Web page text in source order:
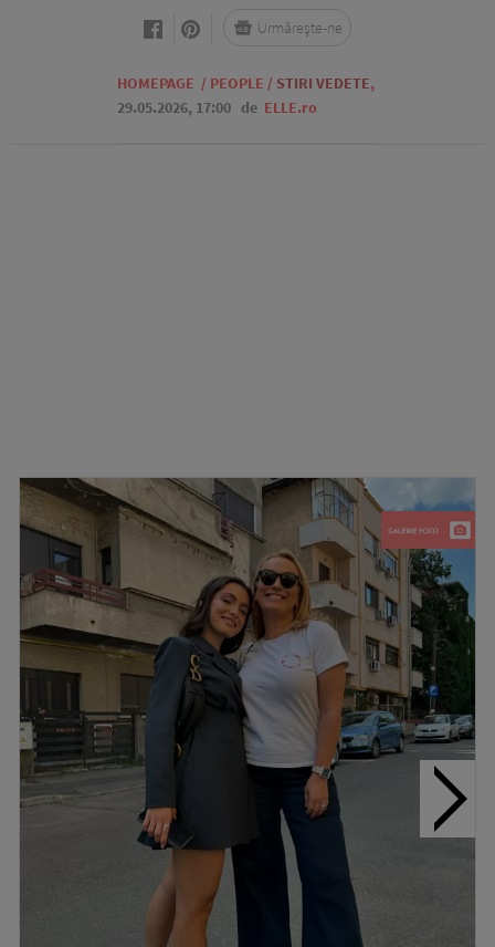
HOMEPAGE / PEOPLE / STIRI VEDETE,
29.05.2026, 17:00 de ELLE.ro
Urmărește-ne